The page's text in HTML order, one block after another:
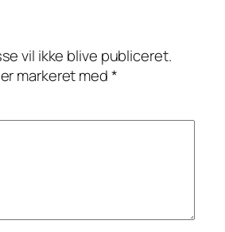
vil ikke blive publiceret.
markeret med*